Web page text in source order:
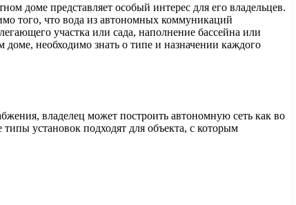
доме представляет особый интерес для его владельцев.
того, что вода из автономных коммуникаций
участка или сада, наполнение бассейна или
доме, необходимо знать о типе и назначении каждого
владелец может построить автономную сеть как во
установок подходят для объекта, с которым